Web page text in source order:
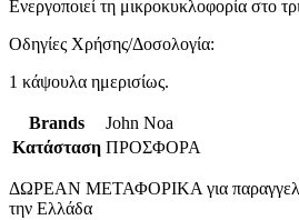
Ενεργοποιεί τη μικροκυκλοφορία στο
Οδηγίες Χρήσης/Δοσολογία:
1 κάψουλα ημερισίως.
Brands
John Noa
Κατάσταση ΠΡΟΣΦΟΡΑ
ΔΩΡΕΑΝ ΜΕΤΑΦΟΡΙΚΑ για
την Ελλάδα